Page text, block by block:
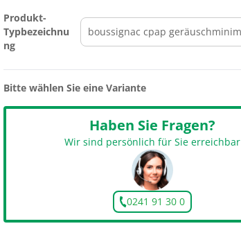
Produkt-
Typbezeichnu
ng
Bitte wählen Sie eine Variante
Haben Sie Fragen?
Wir sind persönlich für Sie erreichbar
0241 91 30 0